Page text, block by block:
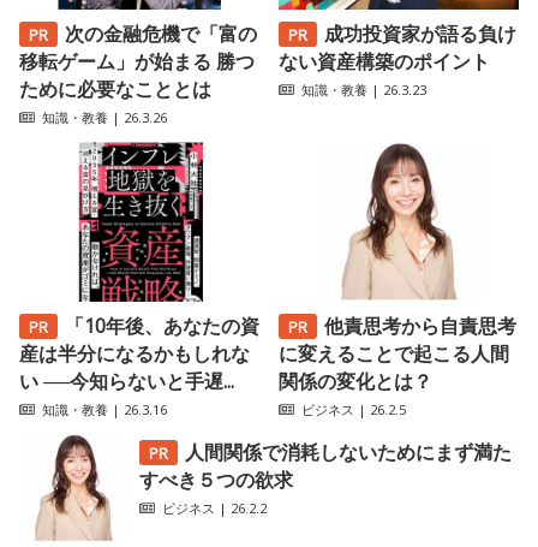
次の金融危機で「富の
移転ゲーム」が始まる 勝つ
ために必要なこととは
知識・教養 | 26.3.26
成功投資家が語る負け
ない資産構築のポイント
知識・教養 | 26.3.23
「10年後、あなたの資
産は半分になるかもしれな
い ──今知らないと手遅...
知識・教養 | 26.3.16
他責思考から自責思考
に変えることで起こる人間
関係の変化とは？
ビジネス | 26.2.5
人間関係で消耗しないためにまず満た
すべき５つの欲求
ビジネス | 26.2.2